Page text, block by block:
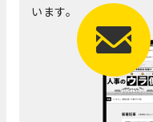
います。